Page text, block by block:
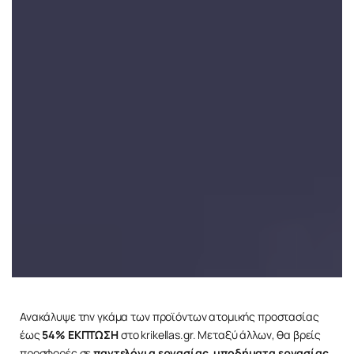
Ανακάλυψε την γκάμα των προϊόντων ατομικής προστασίας
έως 54% ΕΚΠΤΩΣΗστο krikellas.gr. Μεταξύ άλλων, θα βρείς